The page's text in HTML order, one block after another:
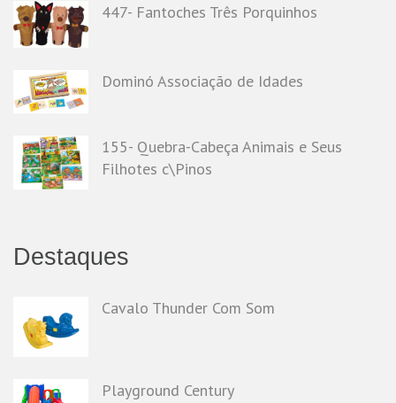
447- Fantoches Três Porquinhos
Dominó Associação de Idades
155- Quebra-Cabeça Animais e Seus
Filhotes c\Pinos
Destaques
Cavalo Thunder Com Som
Playground Century